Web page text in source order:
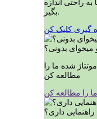
به راحتی اندازه
بگیر.
گیری کلیک کن
میخوای بدونی؟
شده ما را
مطالعه کن
را مطالعه کن
راهنمایی داری؟